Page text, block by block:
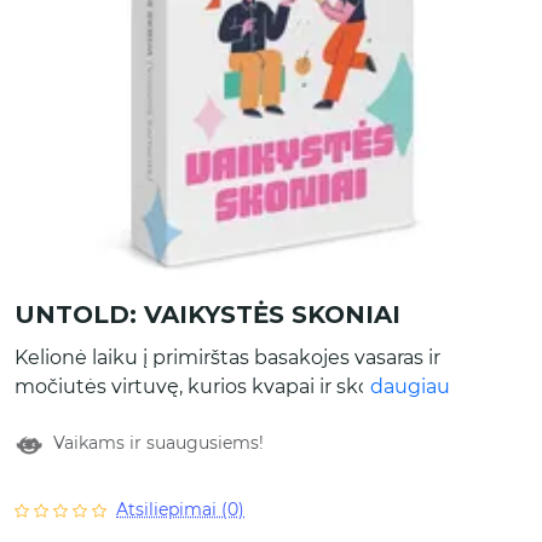
UNTOLD: VAIKYSTĖS SKONIAI
Kelionė laiku į primirštas basakojes vasaras ir
močiutės virtuvę, kurios kvapai ir skoniai
kortelių su klausimais, kurie padės prisiminti
Tinka: jaukiems vakarams prie stalo, kai nauji
daugiau
Vaikams ir suaugusiems!
Atsiliepimai (0)